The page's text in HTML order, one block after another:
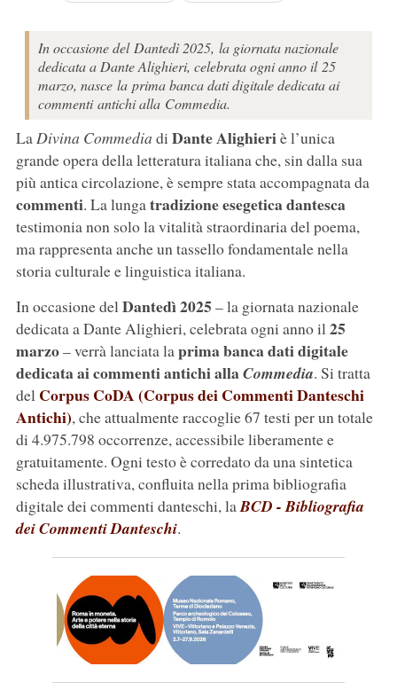
In occasione del Dantedì 2025, la giornata nazionale
dedicata a Dante Alighieri, celebrata ogni anno il 25
marzo, nasce la prima banca dati digitale dedicata ai
commenti antichi alla Commedia.
LaDivina Commedia di Dante Alighieriè l’unica
grande opera della letteratura italiana che, sin dalla sua
più antica circolazione, è sempre stata accompagnata da
commenti. La lungatradizione esegetica dantesca
testimonia non solo la vitalità straordinaria del poema,
ma rappresenta anche un tassello fondamentale nella
storia culturale e linguistica italiana.
In occasione delDantedì 2025 – la giornata nazionale
dedicata a Dante Alighieri, celebrata ogni anno il25
marzo– verrà lanciata laprima banca dati digitale
dedicata ai commentiantichi allaCommedia. Si tratta
del Corpus CoDA (Corpus dei Commenti Danteschi
Antichi), che attualmente raccoglie 67 testi per un totale
di 4.975.798 occorrenze, accessibile liberamente e
gratuitamente. Ogni testo è corredato da una sintetica
scheda illustrativa, confluita nella prima bibliografia
digitale dei commenti danteschi, laBCD - Bibliografia
dei Commenti Danteschi.